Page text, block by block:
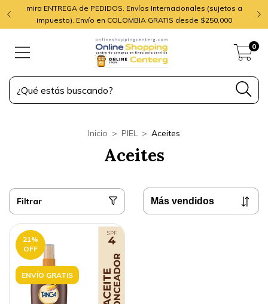
mira ENTREGA de PEDIDOS. Envíos Internacionales (sujetos a
impuesto). Envío en COLOMBIA GRATIS desde $250,000
0
Inicio > PIEL > Aceites
Aceites
Filtrar
21%
OFF
ENVÍO GRATIS